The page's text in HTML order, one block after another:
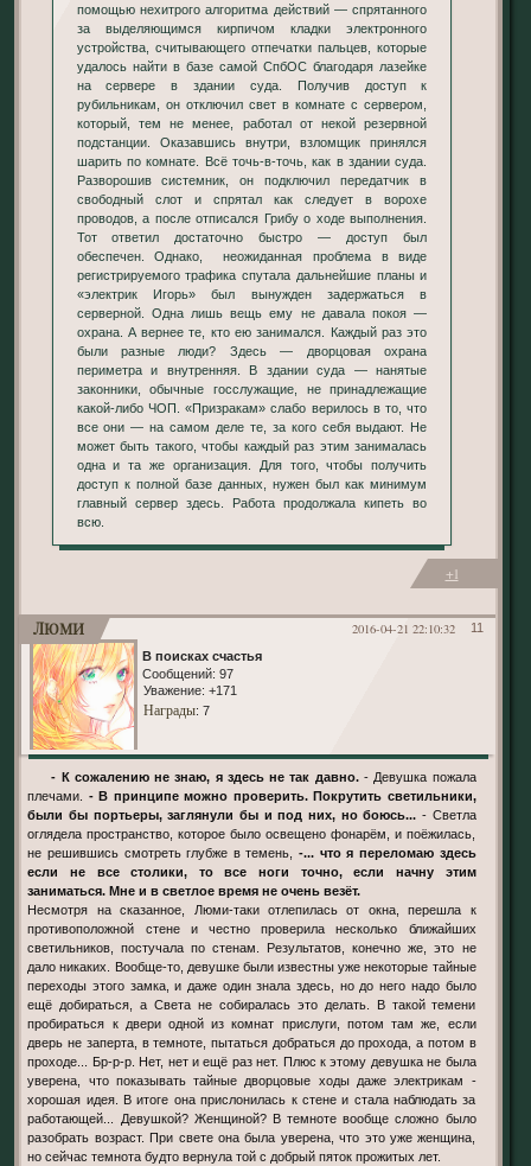
помощью нехитрого алгоритма действий — спрятанного
за выделяющимся кирпичом кладки электронного
устройства, считывающего отпечатки пальцев, которые
удалось найти в базе самой СпбОС благодаря лазейке
на сервере в здании суда. Получив доступ к
рубильникам, он отключил свет в комнате с сервером,
который, тем не менее, работал от некой резервной
подстанции. Оказавшись внутри, взломщик принялся
шарить по комнате. Всё точь-в-точь, как в здании суда.
Разворошив системник, он подключил передатчик в
свободный слот и спрятал как следует в ворохе
проводов, а после отписался Грибу о ходе выполнения.
Тот ответил достаточно быстро — доступ был
обеспечен. Однако, неожиданная проблема в виде
регистрируемого трафика спутала дальнейшие планы и
«электрик Игорь» был вынужден задержаться в
серверной. Одна лишь вещь ему не давала покоя —
охрана. А вернее те, кто ею занимался. Каждый раз это
были разные люди? Здесь — дворцовая охрана
периметра и внутренняя. В здании суда — нанятые
законники, обычные госслужащие, не принадлежащие
какой-либо ЧОП. «Призракам» слабо верилось в то, что
все они — на самом деле те, за кого себя выдают. Не
может быть такого, чтобы каждый раз этим занималась
одна и та же организация. Для того, чтобы получить
доступ к полной базе данных, нужен был как минимум
главный сервер здесь. Работа продолжала кипеть во
всю.
+1
11
2016-04-21 22:10:32
Люми
В поисках счастья
Сообщений: 97
Уважение: +171
Награды: 7
- К сожалению не знаю, я здесь не так давно.- Девушка пожала
плечами. - В принципе можно проверить. Покрутить светильники,
были бы портьеры, заглянули бы и под них, но боюсь... - Светла
оглядела пространство, которое было освещено фонарём, и поёжилась,
не решившись смотреть глубже в темень,-... что я переломаю здесь
если не все столики, то все ноги точно, если начну этим
заниматься. Мне и в светлое время не очень везёт.
Несмотря на сказанное, Люми-таки отлепилась от окна, перешла к
противоположной стене и честно проверила несколько ближайших
светильников, постучала по стенам. Результатов, конечно же, это не
дало никаких. Вообще-то, девушке были известны уже некоторые тайные
переходы этого замка, и даже один знала здесь, но до него надо было
ещё добираться, а Света не собиралась это делать. В такой темени
пробираться к двери одной из комнат прислуги, потом там же, если
дверь не заперта, в темноте, пытаться добраться до прохода, а потом в
проходе... Бр-р-р. Нет, нет и ещё раз нет. Плюс к этому девушка не была
уверена, что показывать тайные дворцовые ходы даже электрикам -
хорошая идея. В итоге она прислонилась к стене и стала наблюдать за
работающей... Девушкой? Женщиной? В темноте вообще сложно было
разобрать возраст. При свете она была уверена, что это уже женщина,
но сейчас темнота будто вернула той с добрый пяток прожитых лет.